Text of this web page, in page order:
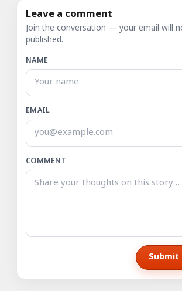
Leave a comment
Join the conversation — your email will
published.
NAME
EMAIL
COMMENT
Submit